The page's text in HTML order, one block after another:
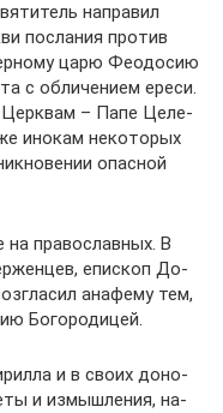
на­пра­вил
по­сла­ния про­тив
ца­рю Фе­о­до­сию
с об­ли­че­ни­ем ере­си.
Церк­вам – Па­пе Це­ле­
ино­кам неко­то­рых
опас­ной
пра­во­слав­ных. В
епи­скоп До­
ана­фе­му тем,
Бо­го­ро­ди­цей.
и в сво­их до­но­
и из­мыш­ле­ния, на­